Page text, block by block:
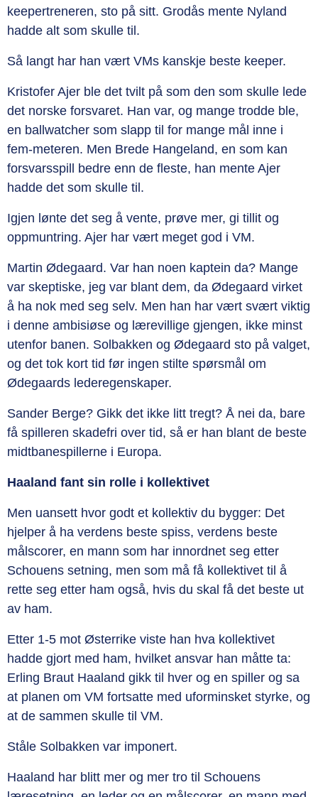
keepertreneren, sto på sitt. Grodås mente Nyland
hadde alt som skulle til.
Så langt har han vært VMs kanskje beste keeper.
Kristofer Ajer ble det tvilt på som den som skulle lede
det norske forsvaret. Han var, og mange trodde ble,
en ballwatcher som slapp til for mange mål inne i
fem-meteren. Men Brede Hangeland, en som kan
forsvarsspill bedre enn de fleste, han mente Ajer
hadde det som skulle til.
Igjen lønte det seg å vente, prøve mer, gi tillit og
oppmuntring. Ajer har vært meget god i VM.
Martin Ødegaard. Var han noen kaptein da? Mange
var skeptiske, jeg var blant dem, da Ødegaard virket
å ha nok med seg selv. Men han har vært svært viktig
i denne ambisiøse og lærevillige gjengen, ikke minst
utenfor banen. Solbakken og Ødegaard sto på valget,
og det tok kort tid før ingen stilte spørsmål om
Ødegaards lederegenskaper.
Sander Berge? Gikk det ikke litt tregt? Å nei da, bare
få spilleren skadefri over tid, så er han blant de beste
midtbanespillerne i Europa.
Haaland fant sin rolle i kollektivet
Men uansett hvor godt et kollektiv du bygger: Det
hjelper å ha verdens beste spiss, verdens beste
målscorer, en mann som har innordnet seg etter
Schouens setning, men som må få kollektivet til å
rette seg etter ham også, hvis du skal få det beste ut
av ham.
Etter 1-5 mot Østerrike viste han hva kollektivet
hadde gjort med ham, hvilket ansvar han måtte ta:
Erling Braut Haaland gikk til hver og en spiller og sa
at planen om VM fortsatte med uforminsket styrke, og
at de sammen skulle til VM.
Ståle Solbakken var imponert.
Haaland har blitt mer og mer tro til Schouens